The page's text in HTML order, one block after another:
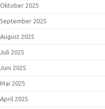
Oktober 2025
September 2025
August 2025
Juli 2025
Juni 2025
Mai 2025
April 2025